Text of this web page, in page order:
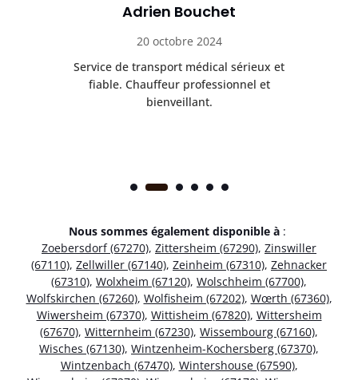
Adrien Bouchet
20 octobre 2024
Service de transport médical sérieux et
fiable. Chauffeur professionnel et
bienveillant.
Nous sommes également disponible à :
Zoebersdorf (67270), Zittersheim (67290), Zinswiller
(67110), Zellwiller (67140), Zeinheim (67310), Zehnacker
(67310), Wolxheim (67120), Wolschheim (67700),
Wolfskirchen (67260), Wolfisheim (67202), Wœrth (67360),
Wiwersheim (67370), Wittisheim (67820), Wittersheim
(67670), Witternheim (67230), Wissembourg (67160),
Wisches (67130), Wintzenheim-Kochersberg (67370),
Wintzenbach (67470), Wintershouse (67590),